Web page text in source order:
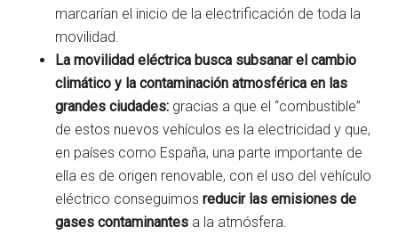
marcarían el inicio de la electrificación de toda la
movilidad.
La movilidad eléctrica busca subsanar el cambio
climático y la contaminación atmosférica en las
grandes ciudades: gracias a que el “combustible”
de estos nuevos vehículos es la electricidad y que,
en países como España, una parte importante de
ella es de origen renovable, con el uso del vehículo
eléctrico conseguimosreducir las emisiones de
gases contaminantes a la atmósfera.